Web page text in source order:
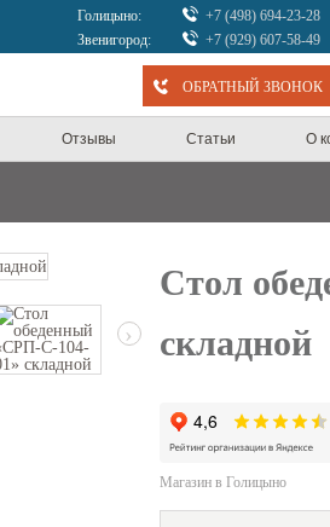
Голицыно:
+7 (498) 694-23-28
Звенигород:
+7 (929) 607-58-49
ОБРАТНЫЙ ЗВОНОК
Отзывы Статьи О
›
Стол
складной
Магазин в Голицыно